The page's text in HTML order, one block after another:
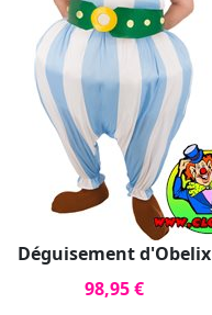
Déguisement d'Obelix
98,95 €